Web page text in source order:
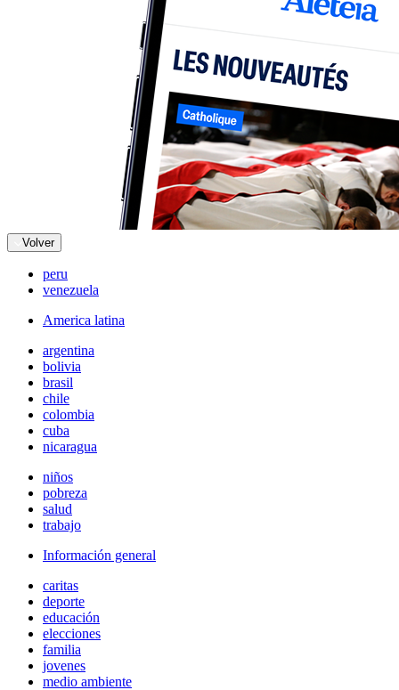
Volver
peru
venezuela
America latina
argentina
bolivia
brasil
chile
colombia
cuba
nicaragua
niños
pobreza
salud
trabajo
Información general
caritas
deporte
educación
elecciones
familia
jovenes
medio ambiente